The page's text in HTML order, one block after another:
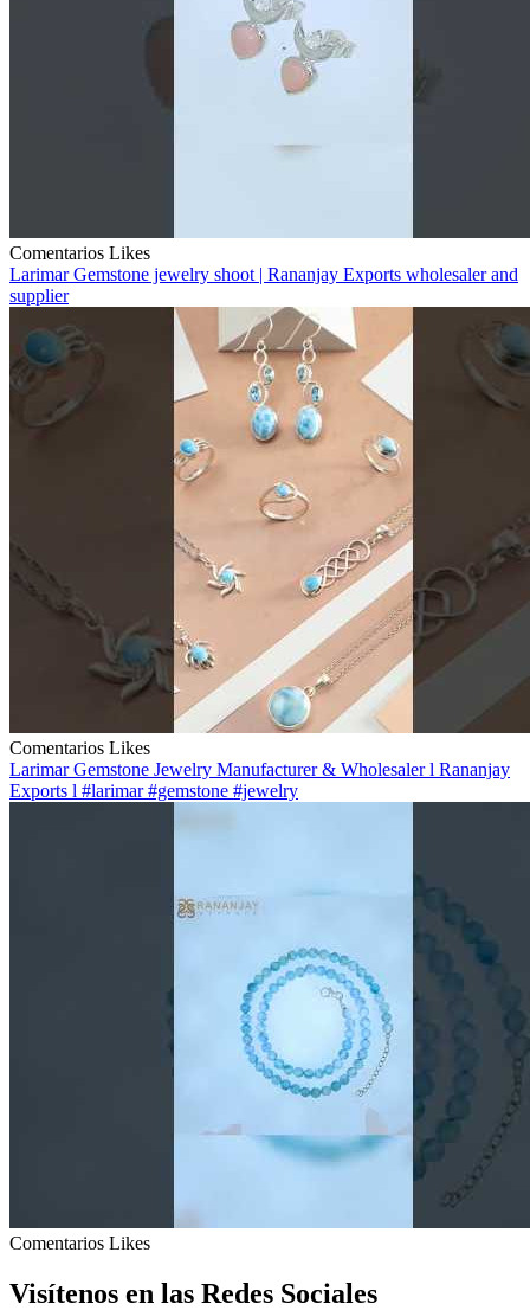
Comentarios Likes
Larimar Gemstone jewelry shoot | Rananjay Exports wholesaler and
supplier
Comentarios Likes
Larimar Gemstone Jewelry Manufacturer & Wholesaler l Rananjay
Exports l #larimar #gemstone #jewelry
Comentarios Likes
Visítenos en las Redes Sociales